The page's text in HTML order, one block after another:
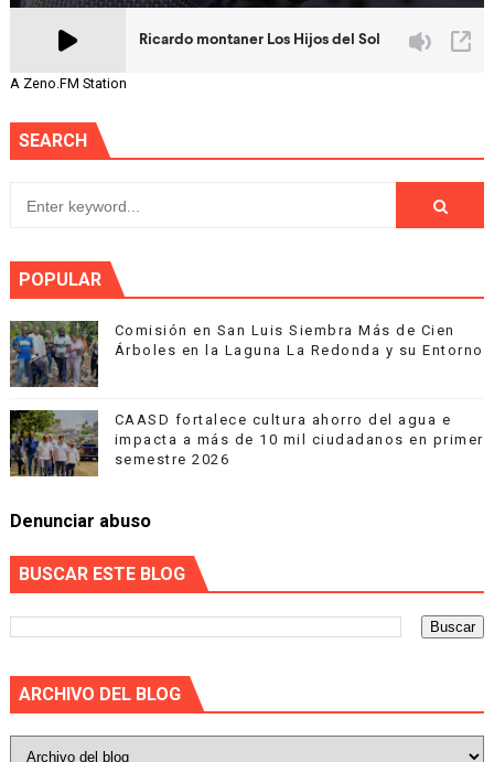
A Zeno.FM Station
SEARCH
POPULAR
Comisión en San Luis Siembra Más de Cien
Árboles en la Laguna La Redonda y su Entorno
CAASD fortalece cultura ahorro del agua e
impacta a más de 10 mil ciudadanos en primer
semestre 2026
Denunciar abuso
BUSCAR ESTE BLOG
ARCHIVO DEL BLOG